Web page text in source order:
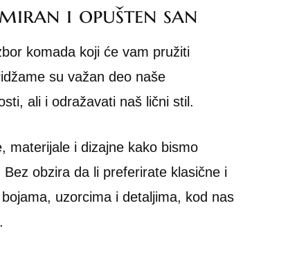
i opušten san
komada koji će vam pružiti
su važan deo naše
ali i odražavati naš lični stil.
materijale i dizajne kako bismo
obzira da li preferirate klasične i
uzorcima i detaljima, kod nas